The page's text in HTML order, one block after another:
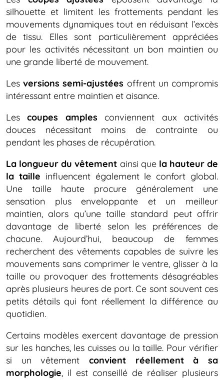
silhouette et limitent les frottements pendant les
mouvements dynamiques tout en réduisant l’excès
de tissu. Elles sont particulièrement appréciées
pour les activités nécessitant un bon maintien ou
une grande liberté de mouvement.
Lesversions semi-ajustées offrent un compromis
intéressant entre maintien et aisance.
Lescoupes amples conviennent aux activités
douces nécessitant moins de contrainte ou
pendant les phases de récupération.
La longueur du vêtement ainsi que la hauteur de
la taille influencent également le confort global.
Une taille haute procure généralement une
sensation plus enveloppante et un meilleur
maintien, alors qu’une taille standard peut offrir
davantage de liberté selon les préférences de
chacune. Aujourd’hui, beaucoup de femmes
recherchent des vêtements capables de suivre les
mouvements sans comprimer le ventre, glisser à la
taille ou provoquer des frottements désagréables
après plusieurs heures de port. Ce sont souvent ces
petits détails qui font réellement la différence au
quotidien.
Certains modèles exercent davantage de pression
sur les hanches, les cuisses ou la taille. Pour vérifier
si un vêtement convient réellement à sa
morphologie, il est conseillé de réaliser plusieurs